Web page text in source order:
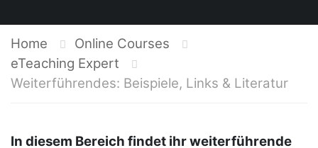
Home
Online Courses
eTeaching Expert
Weiterführendes: Beispiele, Links & Literatur
In diesem Bereich findet ihr weiterführende